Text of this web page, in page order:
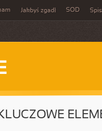
Jakbyś zgadł SOD